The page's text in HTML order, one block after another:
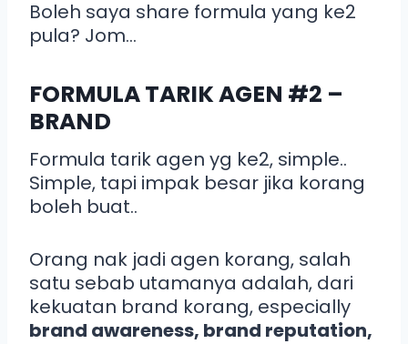
Boleh saya share formula yang ke2
pula? Jom…
FORMULA TARIK AGEN #2 –
BRAND
Formula tarik agen yg ke2, simple..
Simple, tapi impak besar jika korang
boleh buat..
Orang nak jadi agen korang, salah
satu sebab utamanya adalah, dari
kekuatan brand korang, especially
brand awareness, brand reputation,